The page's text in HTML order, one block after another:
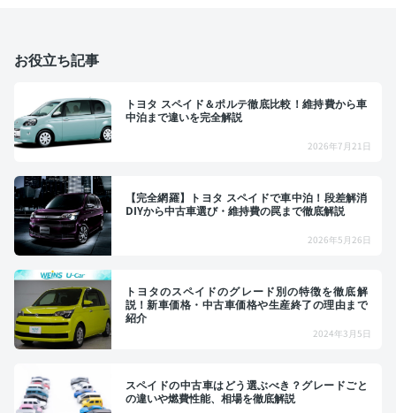
お役立ち記事
トヨタ スペイド＆ポルテ徹底比較！維持費から車
中泊まで違いを完全解説
2026年7月21日
【完全網羅】トヨタ スペイドで車中泊！段差解消
DIYから中古車選び・維持費の罠まで徹底解説
2026年5月26日
トヨタのスペイドのグレード別の特徴を徹底解
説！新車価格・中古車価格や生産終了の理由まで
紹介
2024年3月5日
スペイドの中古車はどう選ぶべき？グレードごと
の違いや燃費性能、相場を徹底解説